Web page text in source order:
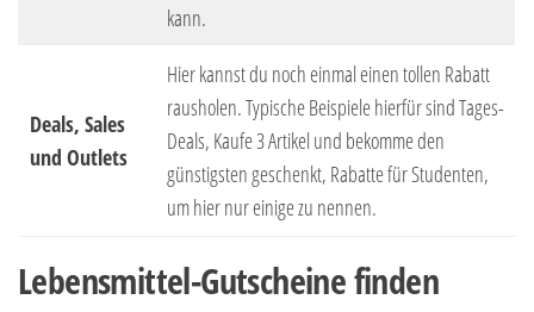
kann.
Deals, Sales
und Outlets
Hier kannst du noch einmal einen tollen Rabatt
rausholen. Typische Beispiele hierfür sind Tages-
Deals, Kaufe 3 Artikel und bekomme den
günstigsten geschenkt, Rabatte für Studenten,
um hier nur einige zu nennen.
Lebensmittel-Gutscheine finden